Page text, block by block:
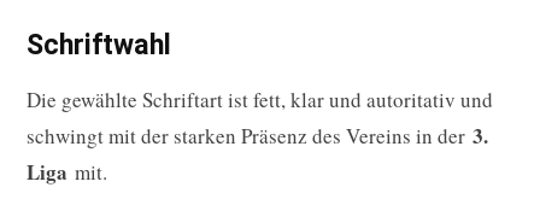
Schriftwahl
Die gewählte Schriftart ist fett, klar und autoritativ und
schwingt mit der starken Präsenz des Vereins in der 3.
Liga mit.